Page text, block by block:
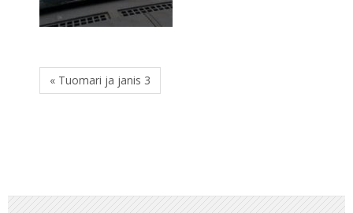
« Tuomari ja janis 3